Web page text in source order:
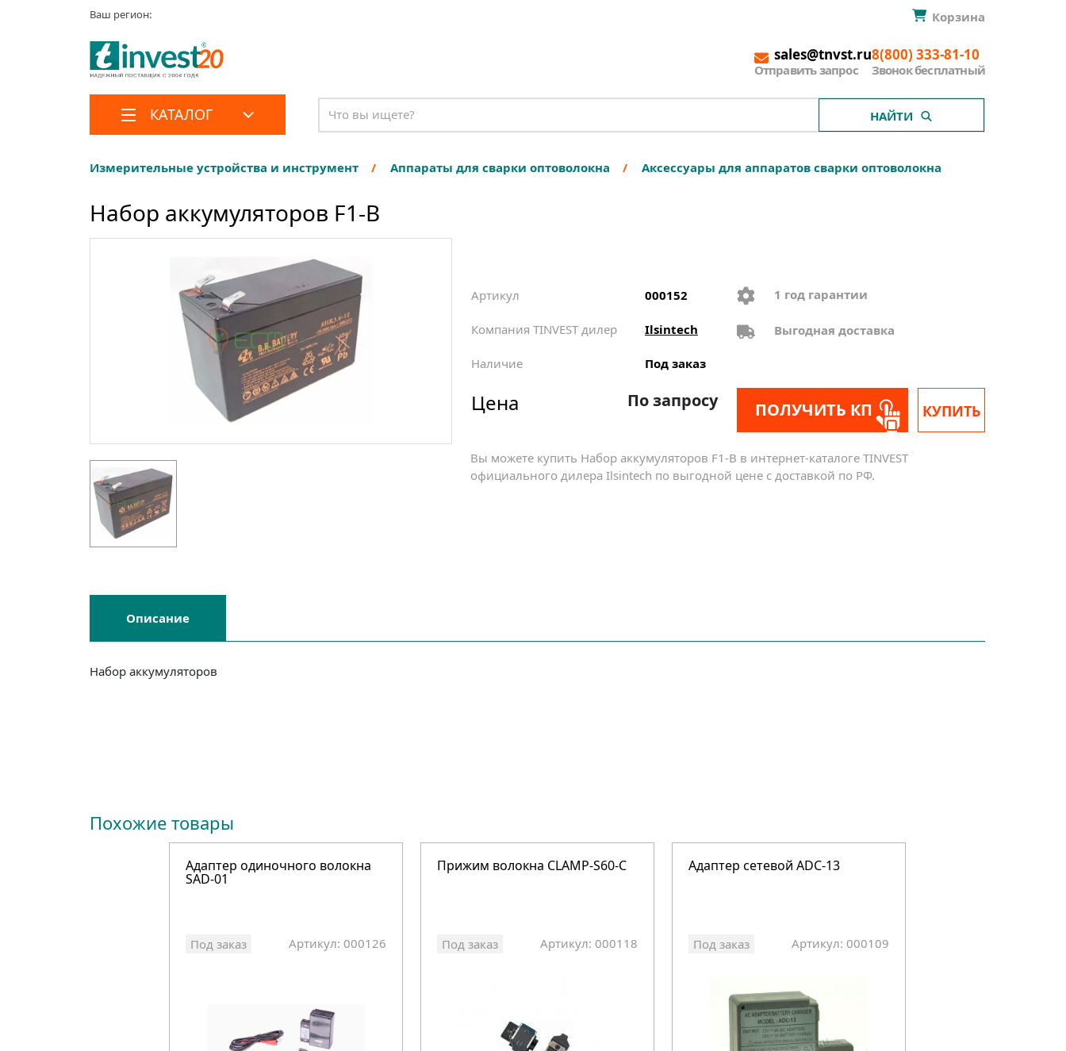
Ваш регион: Корзина
sales@tnvst.ru
Отправить запрос
8(800) 333-81-10
Звонок бесплатный
КАТАЛОГ НАЙТИ
Измерительные устройства и инструмент Аппараты для сварки оптоволокна Аксессуары для аппаратов сварки оптоволокна
Набор аккумуляторов F1-B
Артикул 000152
Компания TINVEST дилер Ilsintech
Наличие Под заказ
1 год гарантии
Выгодная доставка
Цена По запросу ПОЛУЧИТЬ КП КУПИТЬ
Вы можете купить Набор аккумуляторов F1-B в интернет-каталоге TINVEST
официального дилера Ilsintech по выгодной цене с доставкой по РФ.
Описание
Набор аккумуляторов
Похожие товары
Адаптер одиночного волокна
SAD-01
Под заказ Артикул: 000126
Прижим волокна CLAMP-S60-C
Под заказ Артикул: 000118
Адаптер сетевой ADC-13
Под заказ Артикул: 000109